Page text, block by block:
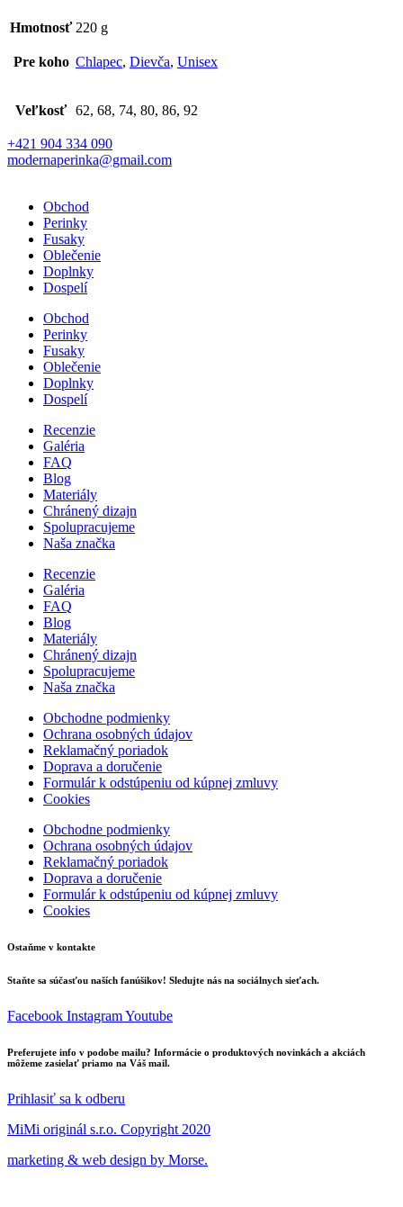
Hmotnosť 220 g
Pre koho Chlapec, Dievča, Unisex
Veľkosť 62, 68, 74, 80, 86, 92
+421 904 334 090
modernaperinka@gmail.com
Obchod
Perinky
Fusaky
Oblečenie
Doplnky
Dospelí
Obchod
Perinky
Fusaky
Oblečenie
Doplnky
Dospelí
Recenzie
Galéria
FAQ
Blog
Materiály
Chránený dizajn
Spolupracujeme
Naša značka
Recenzie
Galéria
FAQ
Blog
Materiály
Chránený dizajn
Spolupracujeme
Naša značka
Obchodne podmienky
Ochrana osobných údajov
Reklamačný poriadok
Doprava a doručenie
Formulár k odstúpeniu od kúpnej zmluvy
Cookies
Obchodne podmienky
Ochrana osobných údajov
Reklamačný poriadok
Doprava a doručenie
Formulár k odstúpeniu od kúpnej zmluvy
Cookies
Ostaňme v kontakte
Staňte sa súčasťou naších fanúšikov! Sledujte nás na sociálnych sieťach.
Facebook InstagramYoutube
Preferujete info v podobe mailu? Informácie o produktových novinkách a akciách
môžeme zasielať priamo na Váš mail.
Prihlasiť sa k odberu
MiMi originál s.r.o. Copyright 2020
marketing & web design by Morse.